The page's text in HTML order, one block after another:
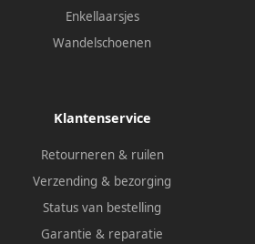
Enkellaarsjes
Wandelschoenen
Klantenservice
Retourneren & ruilen
Verzending & bezorging
Status van bestelling
Garantie & reparatie